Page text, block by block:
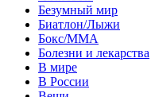
Безумный мир
Биатлон/Лыжи
Бокс/MMA
Болезни и лекарства
В мире
В России